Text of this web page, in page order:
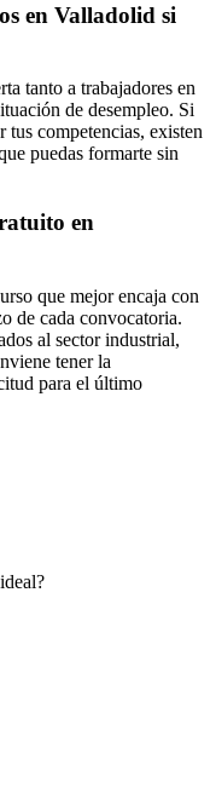
en Valladolid si
tanto a trabajadores en
de desempleo. Si
tus competencias, existen
puedas formarte sin
en
que mejor encaja con
de cada convocatoria.
al sector industrial,
tener la
para el último